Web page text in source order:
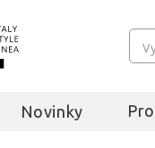
Novinky